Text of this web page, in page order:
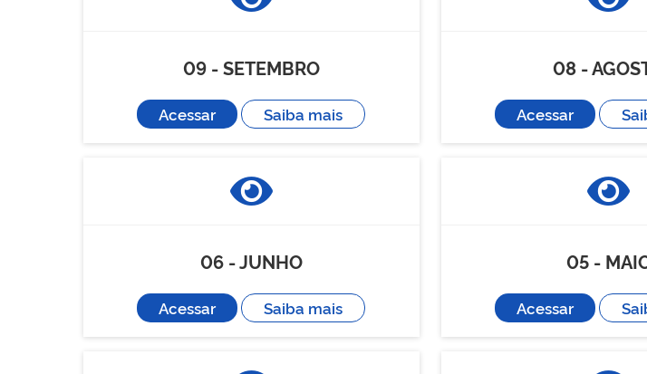
09 - SETEMBRO
Acessar Saiba mais
08 -
Acessar
06 - JUNHO
Acessar Saiba mais
05 -
Acessar